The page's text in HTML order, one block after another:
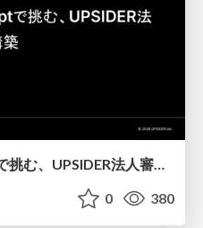
フルスタックTypeScriptで挑む、UPSIDER法人審査システムの再構築＿Mitomi
0 380